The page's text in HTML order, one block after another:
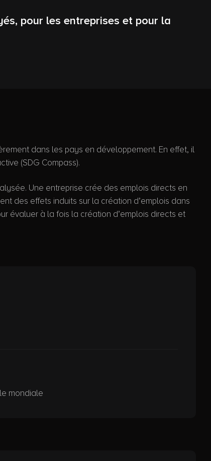
pour les entreprises et pour la
dans les pays en développement. En effet, il
(SDG Compass).
Une entreprise crée des emplois directs en
des effets induits sur la création d’emplois dans
évaluer à la fois la création d’emplois directs et
mondiale